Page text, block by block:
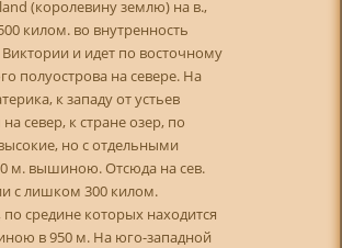
(королевину землю) на в.,
килом. во внутренность
и идет по восточному
полуострова на севере. На
к западу от устьев
север, к стране озер, по
но с отдельными
м. вышиною. Отсюда на сев.
с лишком 300 килом.
средине которых находится
в 950 м. На юго-западной